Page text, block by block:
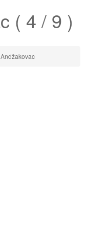
( 4 / 9 )
Andžakovac